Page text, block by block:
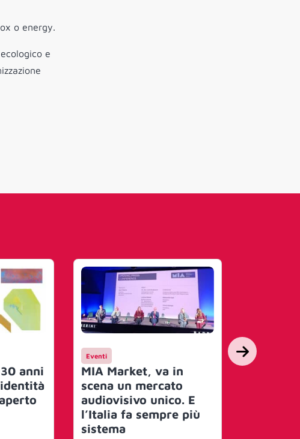
o energy.
e
anni
Eventi
MIA Market, va in
scena un mercato
audiovisivo unico. E
l’Italia fa sempre più
sistema
Media